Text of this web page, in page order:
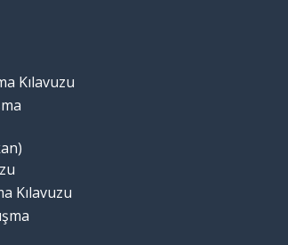
Kılavuzu
Kılavuzu